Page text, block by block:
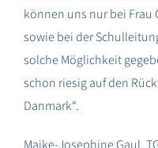
können uns nur bei Frau
sowie bei der
solche Möglichkeit
schon riesig auf den
Danmark“.
Maike-Josephine Gaul,